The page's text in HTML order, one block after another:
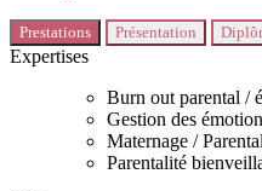
Prestations Présentation
Expertises
Burn out parental /
Gestion des
Maternage /
Parentalité